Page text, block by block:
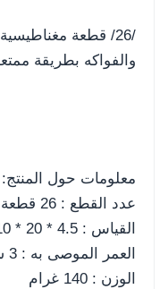
/26/ قطعة
والفواكه بطريقة
معلومات حول المنتج:
عدد القطع : 26 قطعة
القياس : 4.5 * 20 * 10 (الارتفاع * الطول * العرض)
العمر الموصى به : 3 سنوات وما فوق
الوزن : 140 غرام